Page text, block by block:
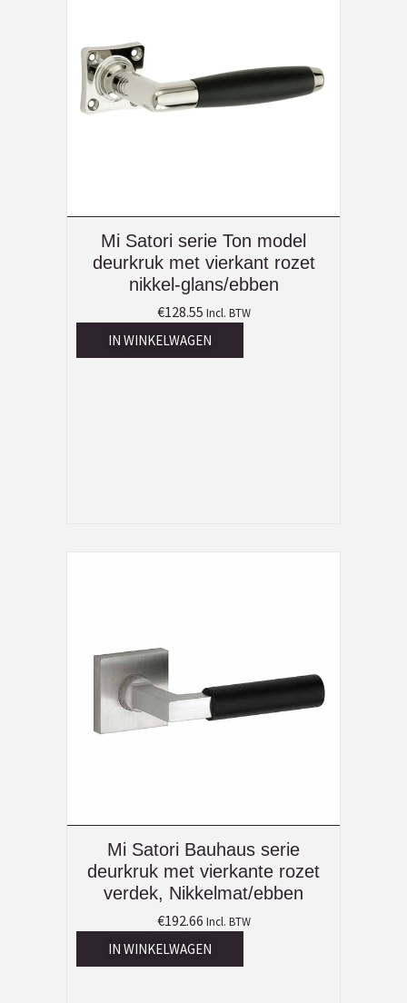
Mi Satori serie Ton model
deurkruk met vierkant rozet
nikkel-glans/ebben
€128.55 Incl. BTW
IN WINKELWAGEN
Mi Satori Bauhaus serie
deurkruk met vierkante rozet
verdek, Nikkelmat/ebben
€192.66 Incl. BTW
IN WINKELWAGEN